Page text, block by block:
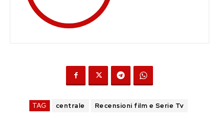
TAG centrale Recensioni film e Serie Tv